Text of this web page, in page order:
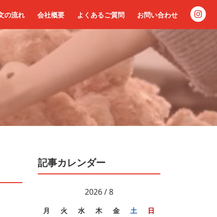
の流れ 会社概要 よくあるご質問 お問い合わせ
記事カレンダー
2026 / 8
月 火 水 木 金 土 日